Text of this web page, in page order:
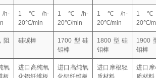
1℃/h-
20℃/min
1℃/h-
20℃/min
1℃/h-
20℃/min
20℃/
阻
硅碳棒
1700型硅
钼棒
1800型硅
钼棒
1900
钼棒
氧
板
进口高纯氧
化铝纤维板
进口高纯氧
化铝纤维板
进口摩根轻
质材料
进口摩
质材料